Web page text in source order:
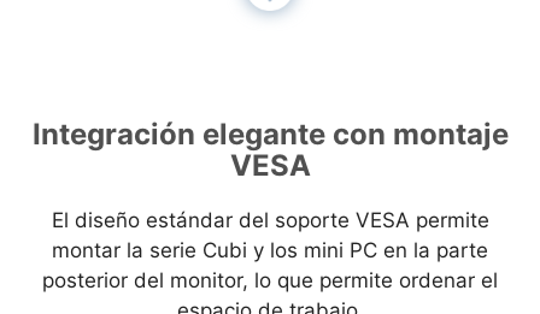
Integración elegante con montaje
VESA
El diseño estándar del soporte VESA permite
montar la serie Cubi y los mini PC en la parte
posterior del monitor, lo que permite ordenar el